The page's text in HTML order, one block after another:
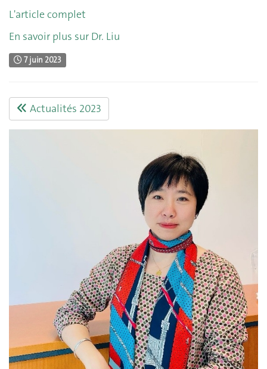
L'article complet
En savoir plus sur Dr. Liu
7 juin 2023
Actualités 2023